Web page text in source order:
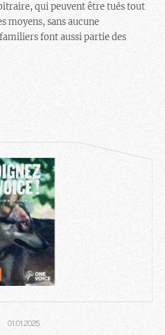
qui peuvent être tués tout
moyens, sans aucune
font aussi partie des
01.01.2025